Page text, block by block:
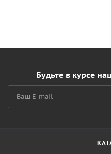
Будьте в курсе